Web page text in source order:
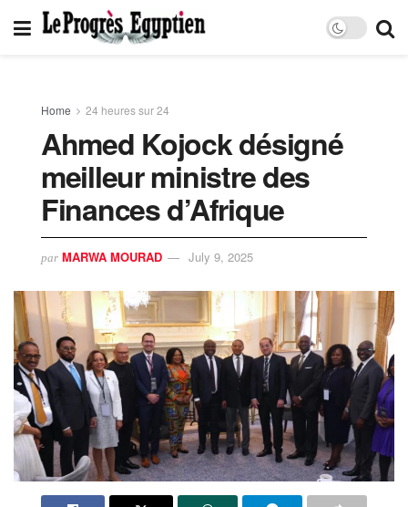
Home 24 heures sur 24
Ahmed Kojock désigné
meilleur ministre des
Finances d’Afrique
par MARWA MOURAD July 9, 2025